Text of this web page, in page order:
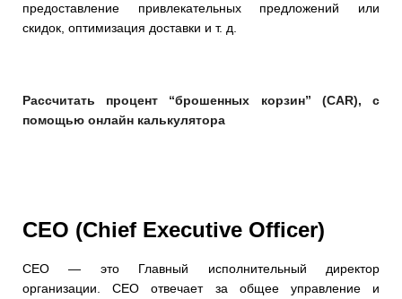
предоставление привлекательных предложений или
скидок, оптимизация доставки и т. д.
Рассчитать процент “брошенных корзин” (CAR), с
помощью онлайн калькулятора
CEO (Chief Executive Officer)
CEO — это Главный исполнительный директор
организации. CEO отвечает за общее управление и